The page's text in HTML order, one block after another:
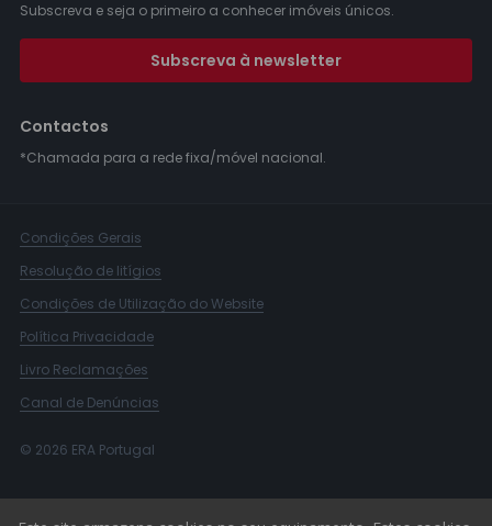
Subscreva e seja o primeiro a conhecer imóveis únicos.
Subscreva à newsletter
Contactos
*Chamada para a rede fixa/móvel nacional.
Condições Gerais
Resolução de litígios
Condições de Utilização do Website
Política Privacidade
Livro Reclamações
Canal de Denúncias
© 2026 ERA Portugal